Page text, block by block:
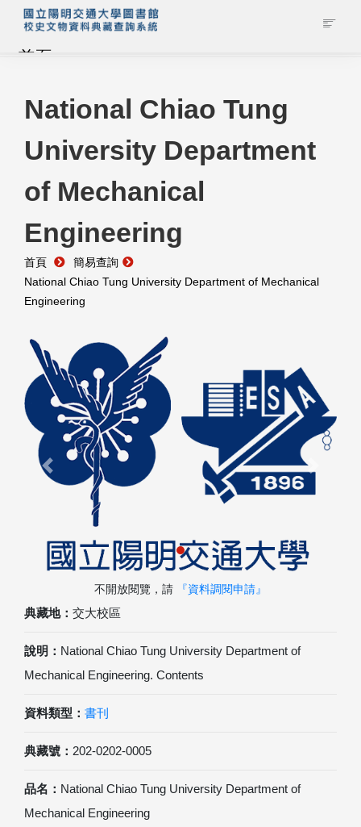
首頁
藏品查詢
校史館簡介
藏品清單全覽
資料調閱申請
管理者登入
National Chiao Tung
University Department
of Mechanical
Engineering
首頁
簡易查詢
National Chiao Tung University Department of Mechanical
Engineering
典藏地： 交大校區
說明： National Chiao Tung University Department of
Mechanical Engineering. Contents
資料類型： 書刊
典藏號： 202-0202-0005
品名： National Chiao Tung University Department of
Mechanical Engineering
Previous Next
不開放閱覽，請 『資料調閱申請』